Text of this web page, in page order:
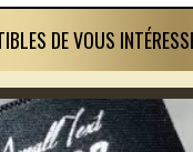
DE VOUS